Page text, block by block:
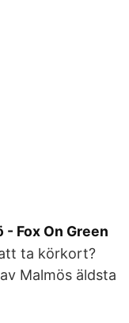
Fox On Green
ta körkort?
Malmös äldsta